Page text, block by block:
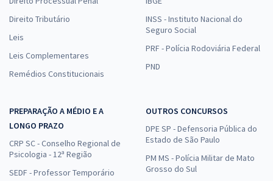
Direito Tributário
Leis
Leis Complementares
Remédios Constitucionais
INSS - Instituto Nacional do
Seguro Social
PRF - Polícia Rodoviária Federal
PND
PREPARAÇÃO A MÉDIO E A
LONGO PRAZO
CRP SC - Conselho Regional de
Psicologia - 12ª Região
SEDF - Professor Temporário
OUTROS CONCURSOS
DPE SP - Defensoria Pública do
Estado de São Paulo
PM MS - Polícia Militar de Mato
Grosso do Sul